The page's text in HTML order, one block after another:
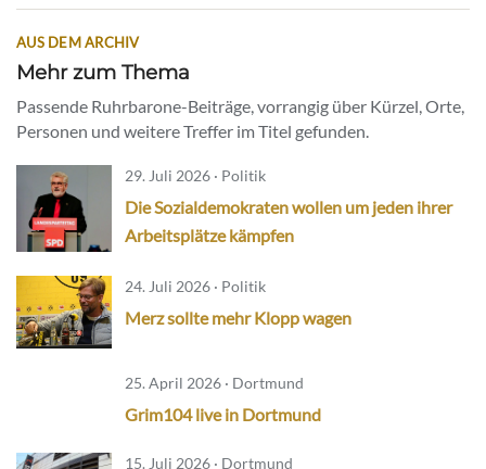
AUS DEM ARCHIV
Mehr zum Thema
Passende Ruhrbarone-Beiträge, vorrangig über Kürzel, Orte,
Personen und weitere Treffer im Titel gefunden.
29. Juli 2026 · Politik
Die Sozialdemokraten wollen um jeden ihrer
Arbeitsplätze kämpfen
24. Juli 2026 · Politik
Merz sollte mehr Klopp wagen
25. April 2026 · Dortmund
Grim104 live in Dortmund
15. Juli 2026 · Dortmund